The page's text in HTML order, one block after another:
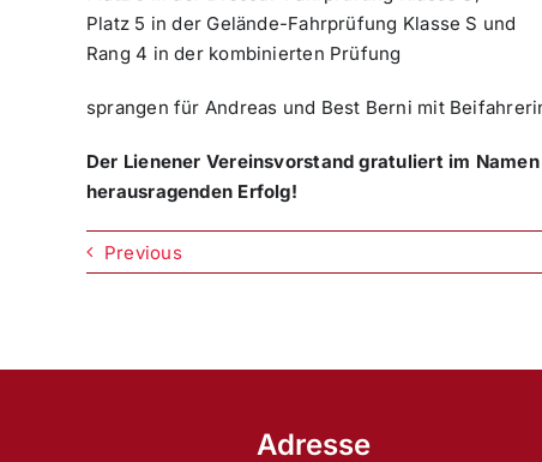
Platz 5 in der Gelände-Fahrprüfung Klasse S und
Rang 4 in der kombinierten Prüfung
sprangen für Andreas und Best Berni mit
Der Lienener Vereinsvorstand gratuliert im
herausragenden Erfolg!
Previous
Adresse